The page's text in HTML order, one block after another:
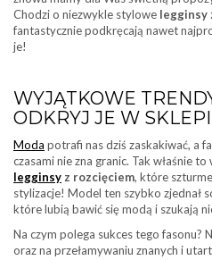
Chodzi o niezwykle stylowe legginsy
fantastycznie podkręcają nawet
je!
WYJĄTKOWE
ODKRYJ JE W
Moda potrafi nas dziś zaskakiwać, a
czasami nie zna granic. Tak właśnie
legginsy z rozcięciem, które
stylizacje! Model ten szybko zjednał
które lubią bawić się modą i szukają
Na czym polega sukces tego fasonu?
oraz na przełamywaniu znanych i